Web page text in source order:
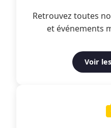
Retrouvez toutes
et événements
Voir